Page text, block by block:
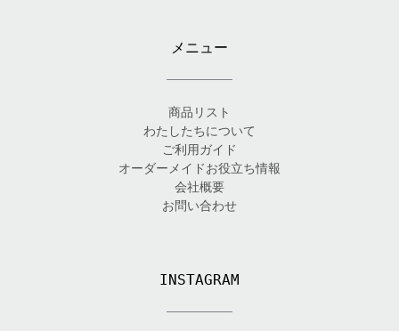
メニュー
商品リスト
わたしたちについて
ご利用ガイド
オーダーメイドお役立ち情報
会社概要
お問い合わせ
INSTAGRAM